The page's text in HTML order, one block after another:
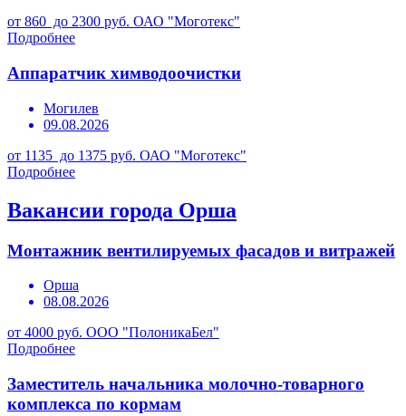
от 860 до 2300 руб. ОАО "Моготекс"
Подробнее
Аппаратчик химводоочистки
Могилев
09.08.2026
от 1135 до 1375 руб. ОАО "Моготекс"
Подробнее
Вакансии города Орша
Монтажник вентилируемых фасадов и витражей
Орша
08.08.2026
от 4000 руб. ООО "ПолоникаБел"
Подробнее
Заместитель начальника молочно-товарного
комплекса по кормам